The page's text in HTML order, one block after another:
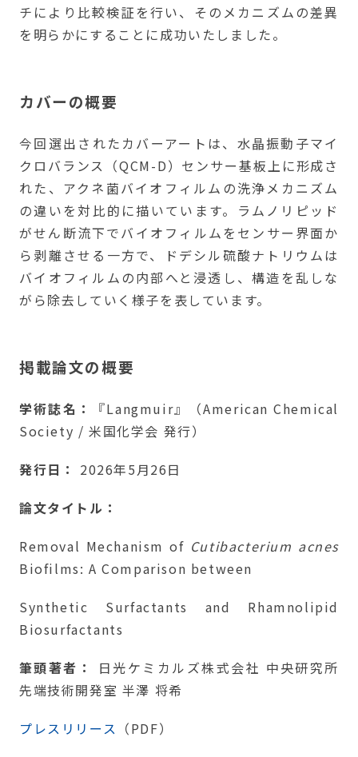
チにより比較検証を行い、そのメカニズムの差異
を明らかにすることに成功いたしました。
カバーの概要
今回選出されたカバーアートは、水晶振動子マイ
クロバランス（QCM-D）センサー基板上に形成さ
れた、アクネ菌バイオフィルムの洗浄メカニズム
の違いを対比的に描いています。ラムノリピッド
がせん断流下でバイオフィルムをセンサー界面か
ら剥離させる一方で、ドデシル硫酸ナトリウムは
バイオフィルムの内部へと浸透し、構造を乱しな
がら除去していく様子を表しています。
掲載論文の概要
学術誌名：
『Langmuir』（American Chemical
Society / 米国化学会 発行）
発行日：
2026年5月26日
論文タイトル：
Removal Mechanism of Cutibacterium acnes
Biofilms: A Comparison between
Synthetic Surfactants and Rhamnolipid
Biosurfactants
筆頭著者： 日光ケミカルズ株式会社 中央研究所
先端技術開発室 半澤 将希
プレスリリース （PDF）